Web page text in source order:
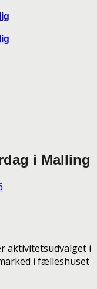
i Malling
aktivitetsudvalget i
i fælleshuset